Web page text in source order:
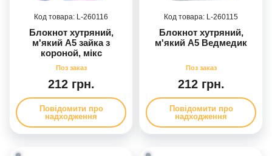
260116
Блокнот хутряний,
м'який А5 зайка з
короной, мікс
212 грн.
Повідомити про
надходження
260115
Блокнот хутряний,
м'який А5 Ведмедик
212 грн.
Повідомити про
надходження